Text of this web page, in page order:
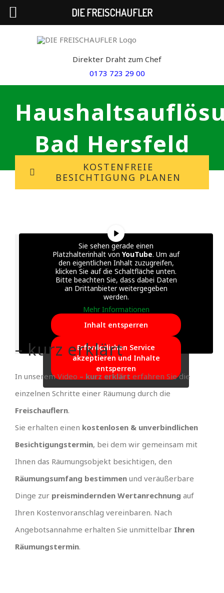
Direkter Draht zum Chef
0173 723 29 00
Bad Hersfeld
KOSTENFREIE
BESICHTIGUNG PLANEN
Sie sehen gerade einen
Platzhalterinhalt von YouTube. Um auf
den eigentlichen Inhalt zuzugreifen,
klicken Sie auf die Schaltfläche unten.
Bitte beachten Sie, dass dabei Daten
an Drittanbieter weitergegeben
werden.
Mehr Informationen
Inhalt entsperren
Erforderlichen Service
akzeptieren und Inhalte
entsperren
– kurz erklärt
In unserem Video – kurz erklärt erfahren Sie die
einzelnen Schritte einer Räumung durch die
Freischauflern.
Sie erhalten einen kostenlosen & unverbindlichen
Besichtigungstermin, bei dem wir gemeinsam mit
Ihnen das Räumungsobjekt besichtigen, den
Räumungsumfang bestimmen und veräußerbare
Dinge zur preismindernden Wertanrechnung auf
Ihren Kostenvoranschlag vereinbaren. Nach
Angebotsannahme erhalten Sie unmittelbar Ihren
Räumungstermin.
DIE FREISCHAUFLER